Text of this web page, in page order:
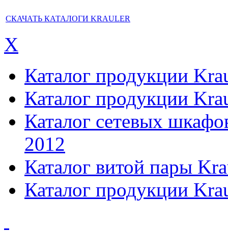
СКАЧАТЬ КАТАЛОГИ KRAULER
X
Каталог продукции
Каталог продукции
Каталог сетевых
2012
Каталог витой пары
Каталог продукции